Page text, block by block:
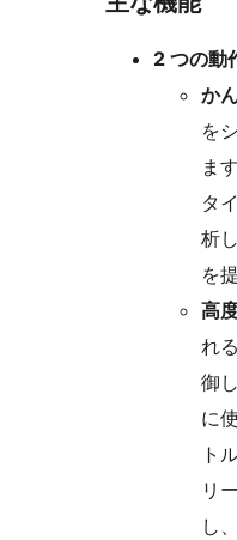
2 つの動
か
を
ま
タ
析
を
高
れ
御
に
ト
リ
し